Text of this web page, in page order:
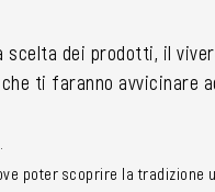
dei prodotti, il
ti faranno avvicinare
poter scoprire la tradizione